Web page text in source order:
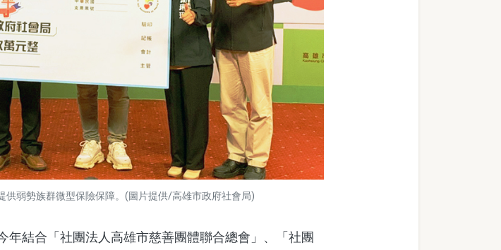
供弱勢族群微型保險保障。(圖片提供/高雄市政府社會局)
結合「社團法人高雄市慈善團體聯合總會」、「社團